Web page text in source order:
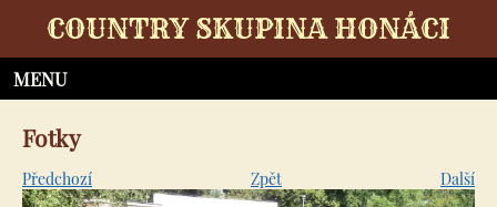
COUNTRY SKUPINA HONÁCI
Fotky
Předchozí Zpět Další